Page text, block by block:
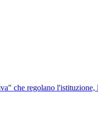
che regolano